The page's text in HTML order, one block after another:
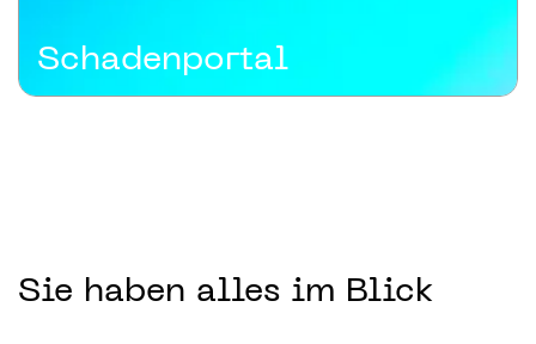
Schadenportal
Sie haben alles im Blick